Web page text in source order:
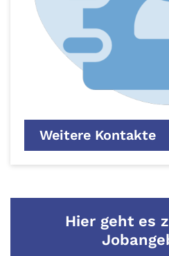
Weitere Kontakte
Hier geht es